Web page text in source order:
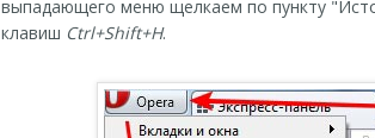
выпадающего меню щелкаем по пункту
клавиш Ctrl+Shift+H.